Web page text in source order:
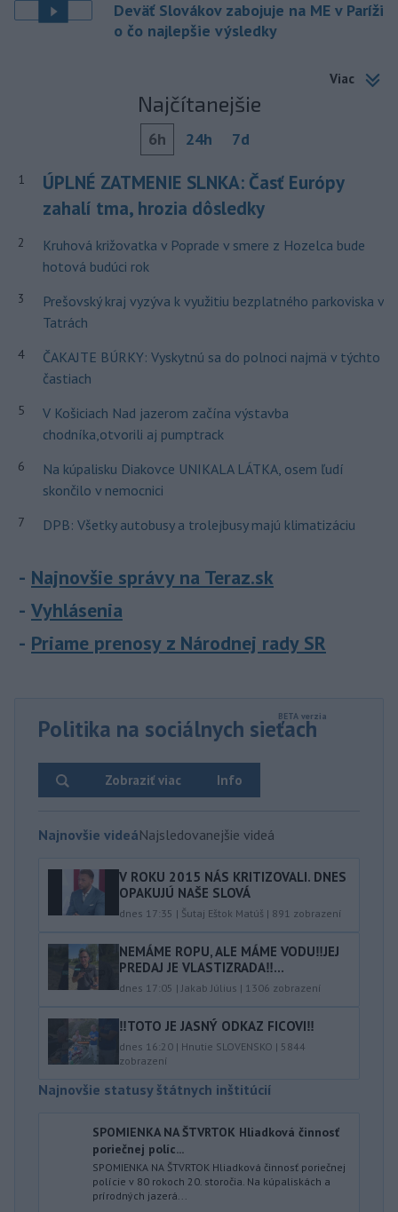
Deväť Slovákov zabojuje na ME v Paríži
o čo najlepšie výsledky
Viac
Najčítanejšie
6h 24h 7d
1
ÚPLNÉ ZATMENIE SLNKA: Časť Európy
zahalí tma, hrozia dôsledky
2
Kruhová križovatka v Poprade v smere z Hozelca bude
hotová budúci rok
3
Prešovský kraj vyzýva k využitiu bezplatného parkoviska v
Tatrách
4
ČAKAJTE BÚRKY: Vyskytnú sa do polnoci najmä v týchto
častiach
5
V Košiciach Nad jazerom začína výstavba
chodníka,otvorili aj pumptrack
6
Na kúpalisku Diakovce UNIKALA LÁTKA, osem ľudí
skončilo v nemocnici
7 DPB: Všetky autobusy a trolejbusy majú klimatizáciu
Najnovšie správy na Teraz.sk
Vyhlásenia
Priame prenosy z Národnej rady SR
Politika na sociálnych sieťach
Info
Zobraziť viac
Najnovšie videáNajsledovanejšie videá
V ROKU 2015 NÁS KRITIZOVALI. DNES
OPAKUJÚ NAŠE SLOVÁ
dnes 17:35 | Šutaj Eštok Matúš | 891 zobrazení
NEMÁME ROPU, ALE MÁME VODU‼️JEJ
PREDAJ JE VLASTIZRADA‼️...
dnes 17:05 | Jakab Július | 1306 zobrazení
‼️TOTO JE JASNÝ ODKAZ FICOVI‼️
dnes 16:20 | Hnutie SLOVENSKO | 5844
zobrazení
Najnovšie statusy štátnych inštitúcií
SPOMIENKA NA ŠTVRTOK Hliadková činnosť
poriečnej políc...
SPOMIENKA NA ŠTVRTOK Hliadková činnosť poriečnej
polície v 80 rokoch 20. storočia. Na kúpaliskách a
prírodných jazerá...